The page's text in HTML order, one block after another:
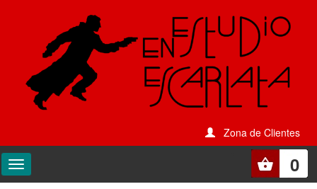
Zona de Clientes
0